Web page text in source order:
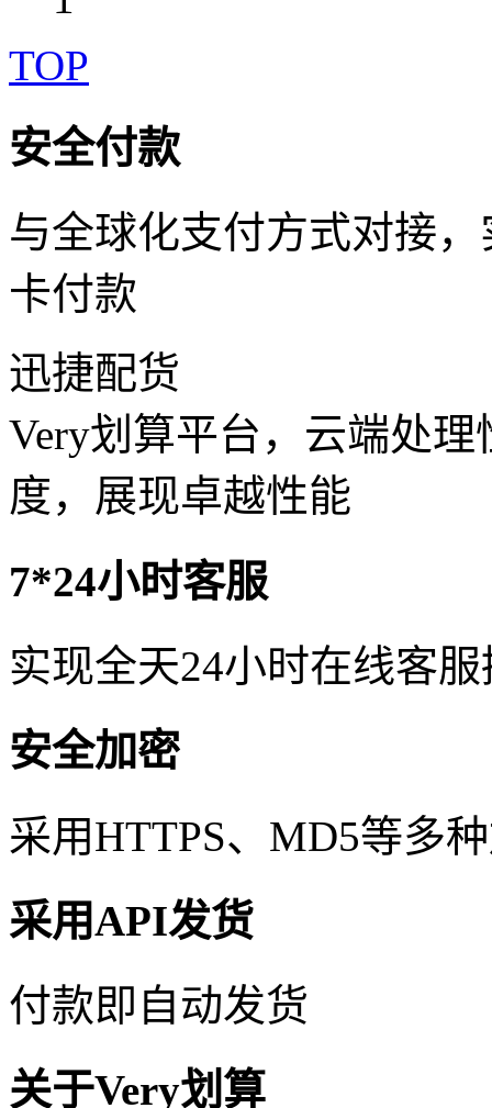
TOP
安全付款
与全球化支付方式对接
卡付款
迅捷配货
Very划算平台，云端处
度，展现卓越性能
7*24小时客服
实现全天24小时在线客
安全加密
采用HTTPS、MD5等多
采用API发货
付款即自动发货
关于Very划算